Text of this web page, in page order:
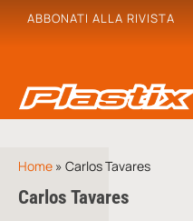
ABBONATI ALLA RIVISTA
Home » Carlos Tavares
Carlos Tavares